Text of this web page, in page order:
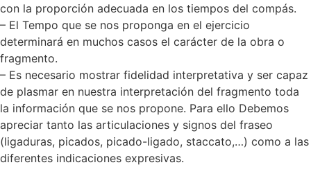
con la proporción adecuada en los tiempos del compás.
– El Tempo que se nos proponga en el ejercicio
determinará en muchos casos el carácter de la obra o
fragmento.
– Es necesario mostrar fidelidad interpretativa y ser capaz
de plasmar en nuestra interpretación del fragmento toda
la información que se nos propone. Para ello Debemos
apreciar tanto las articulaciones y signos del fraseo
(ligaduras, picados, picado-ligado, staccato,…) como a las
diferentes indicaciones expresivas.